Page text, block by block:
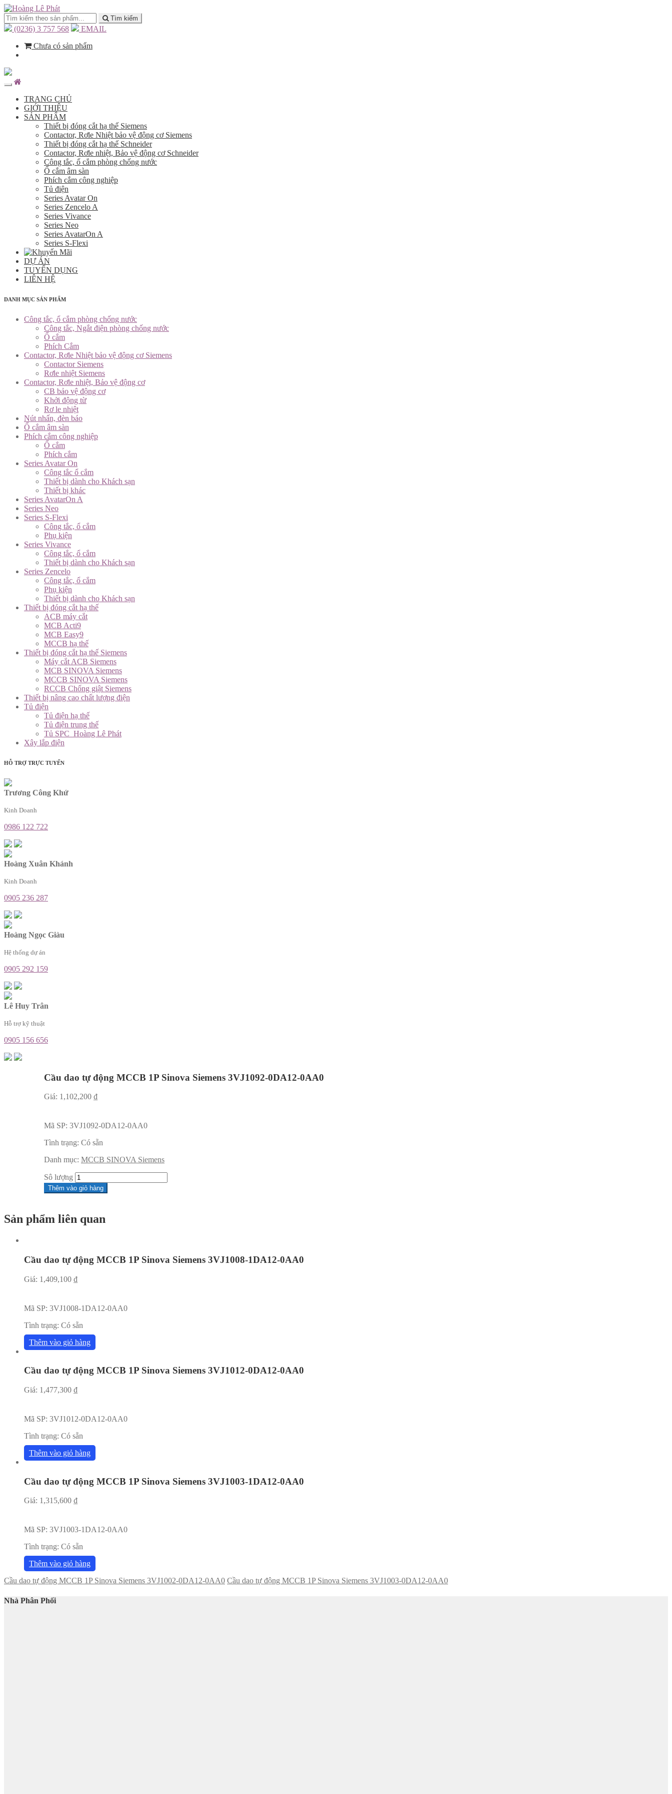
Tìm kiếm
(0236) 3 757 568
EMAIL
Chưa có sản phẩm
TRANG CHỦ
GIỚI THIỆU
SẢN PHẨM
Thiết bị đóng cắt hạ thế Siemens
Contactor, Rơle Nhiệt bảo vệ động cơ Siemens
Thiết bị đóng cắt hạ thế Schneider
Contactor, Rơle nhiệt, Bảo vệ động cơ Schneider
Công tắc, ổ cắm phòng chống nước
Ổ cắm âm sàn
Phích cắm công nghiệp
Tủ điện
Series Avatar On
Series Zencelo A
Series Vivance
Series Neo
Series AvatarOn A
Series S-Flexi
DỰ ÁN
TUYỂN DỤNG
LIÊN HỆ
DANH MỤC SẢN PHẨM
Công tắc, ổ cắm phòng chống nước
Công tắc, Ngắt điện phòng chống nước
Ổ cắm
Phích Cắm
Contactor, Rơle Nhiệt bảo vệ động cơ Siemens
Contactor Siemens
Rơle nhiệt Siemens
Contactor, Rơle nhiệt, Bảo vệ động cơ
CB bảo vệ động cơ
Khởi động từ
Rơ le nhiệt
Nút nhấn, đèn báo
Ổ cắm âm sàn
Phích cắm công nghiệp
Ổ cắm
Phích cắm
Series Avatar On
Công tắc ổ cắm
Thiết bị dành cho Khách sạn
Thiết bị khác
Series AvatarOn A
Series Neo
Series S-Flexi
Công tắc, ổ cắm
Phụ kiện
Series Vivance
Công tắc, ổ cắm
Thiết bị dành cho Khách sạn
Series Zencelo
Công tắc, ổ cắm
Phụ kiện
Thiết bị dành cho Khách sạn
Thiết bị đóng cắt hạ thế
ACB máy cắt
MCB Acti9
MCB Easy9
MCCB hạ thế
Thiết bị đóng cắt hạ thế Siemens
Máy cắt ACB Siemens
MCB SINOVA Siemens
MCCB SINOVA Siemens
RCCB Chống giật Siemens
Thiết bị nâng cao chất lượng điện
Tủ điện
Tủ điện hạ thế
Tủ điện trung thế
Tủ SPC_Hoàng Lê Phát
Xây lắp điện
HỖ TRỢ TRỰC TUYẾN
Trương Công Khứ
Kinh Doanh
0986 122 722
Hoàng Xuân Khánh
Kinh Doanh
0905 236 287
Hoàng Ngọc Giàu
Hệ thống dự án
0905 292 159
Lê Huy Trân
Hỗ trợ kỹ thuật
0905 156 656
Cầu dao tự động MCCB 1P Sinova Siemens 3VJ1092-0DA12-0AA0
Giá: 1,102,200 ₫
Mã SP: 3VJ1092-0DA12-0AA0
Tình trạng: Có sẵn
Danh mục: MCCB SINOVA Siemens
Sô lượng
Thêm vào giỏ hàng
Sản phẩm liên quan
Cầu dao tự động MCCB 1P Sinova Siemens 3VJ1008-1DA12-0AA0
Giá: 1,409,100 ₫
Mã SP: 3VJ1008-1DA12-0AA0
Tình trạng: Có sẵn
Thêm vào giỏ hàng
Cầu dao tự động MCCB 1P Sinova Siemens 3VJ1012-0DA12-0AA0
Giá: 1,477,300 ₫
Mã SP: 3VJ1012-0DA12-0AA0
Tình trạng: Có sẵn
Thêm vào giỏ hàng
Cầu dao tự động MCCB 1P Sinova Siemens 3VJ1003-1DA12-0AA0
Giá: 1,315,600 ₫
Mã SP: 3VJ1003-1DA12-0AA0
Tình trạng: Có sẵn
Thêm vào giỏ hàng
Cầu dao tự động MCCB 1P Sinova Siemens 3VJ1002-0DA12-0AA0 Cầu dao tự động MCCB 1P Sinova Siemens 3VJ1003-0DA12-0AA0
Nhà Phân Phối